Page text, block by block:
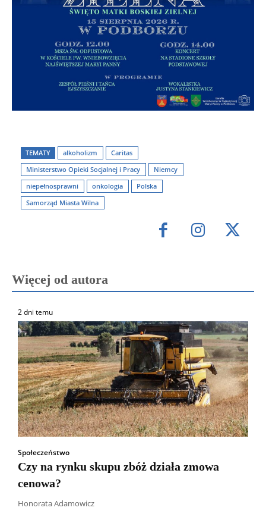
TEMATY alkoholizm
Caritas
Ministerstwo Opieki Socjalnej i Pracy
Niemcy
niepełnosprawni
onkologia
Polska
Samorząd Miasta Wilna
Więcej od autora
2 dni temu
Społeczeństwo
Czy na rynku skupu zbóż działa zmowa
cenowa?
Honorata Adamowicz